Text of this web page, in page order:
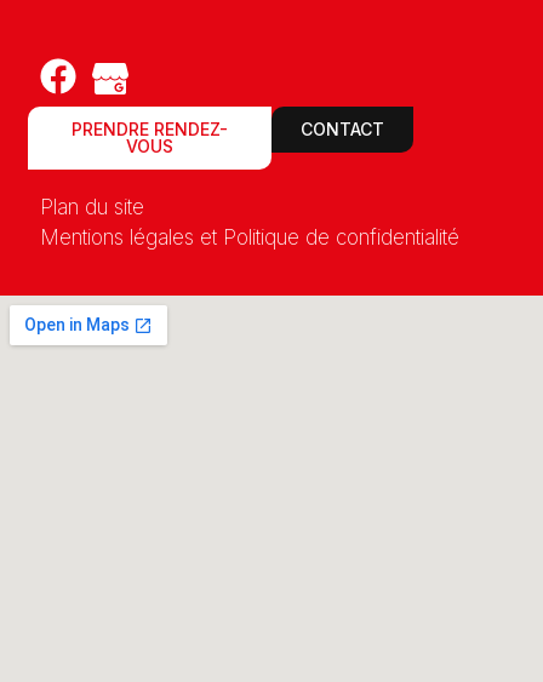
PRENDRE RENDEZ-
VOUS
CONTACT
Plan du site
Mentions légales et Politique de confidentialité